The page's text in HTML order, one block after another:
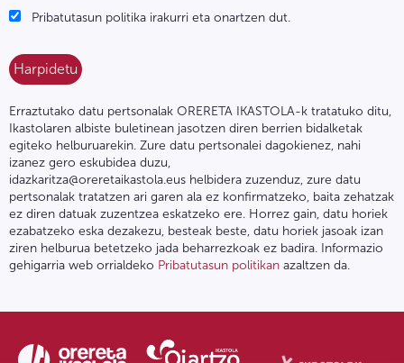
Pribatutasun politika irakurri eta onartzen dut.
Erraztutako datu pertsonalak ORERETA IKASTOLA-k tratatuko ditu,
Ikastolaren albiste buletinean jasotzen diren berrien bidalketak
egiteko helburuarekin. Zure datu pertsonalei dagokienez, nahi
izanez gero eskubidea duzu,
idazkaritza@oreretaikastola.eus helbidera zuzenduz, zure datu
pertsonalak tratatzen ari garen ala ez konfirmatzeko, baita zehatzak
ez diren datuak zuzentzea eskatzeko ere. Horrez gain, datu horiek
ezabatzeko eska dezakezu, besteak beste, datu horiek jasoak izan
ziren helburua betetzeko jada beharrezkoak ez badira. Informazio
gehigarria web orrialdeko Pribatutasun politikan azaltzen da.